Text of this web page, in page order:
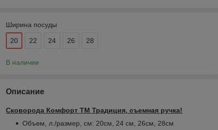
Ширина посуды
20 22 24 26 28
В наличии
Описание
Сковорода Комфорт ТМ Традиция, съемная ручка!
Объем, л./размер, см: 20см, 24 см, 26см, 28см